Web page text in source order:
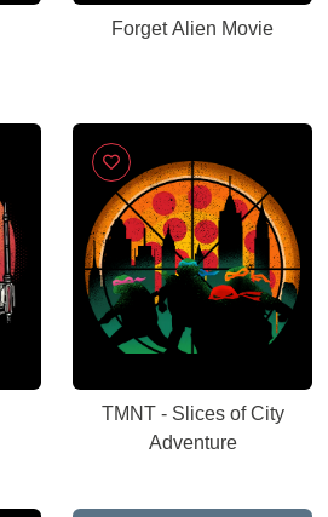
Forget Alien Movie
TMNT - Slices of City
Adventure